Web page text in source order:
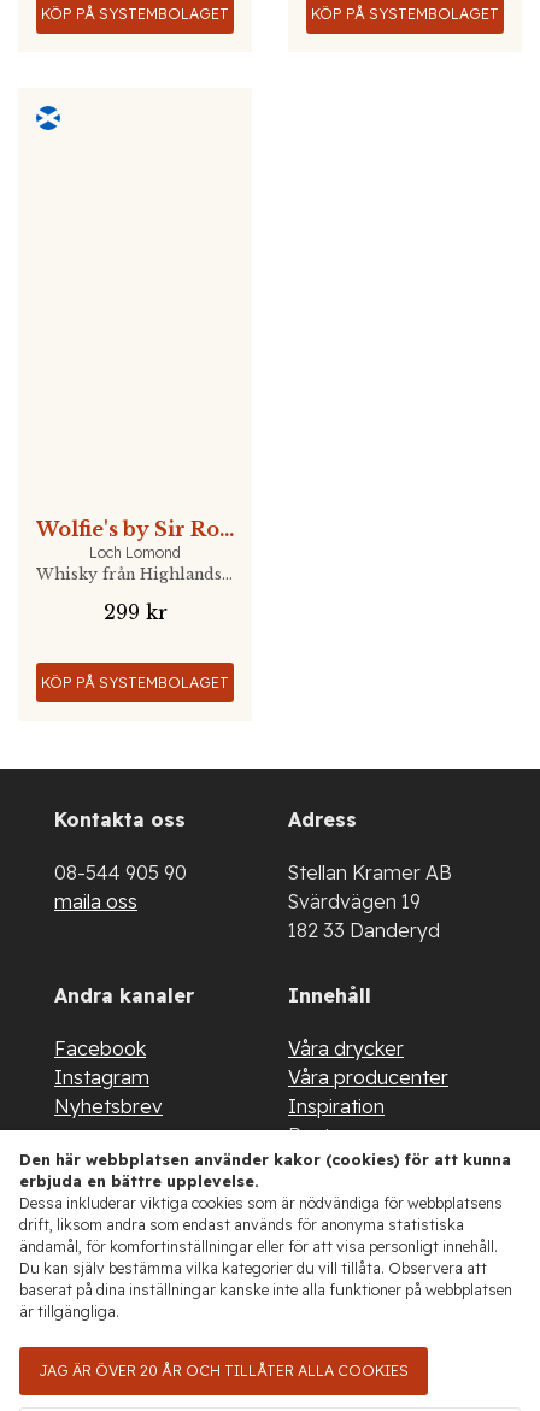
KÖP PÅ SYSTEMBOLAGET KÖP PÅ SYSTEMBOLAGET
Wolfie's by Sir Rod Stewart
Loch Lomond
Whisky från Highlands, Skottland
299 kr
KÖP PÅ SYSTEMBOLAGET
Kontakta oss
08-544 905 90
maila oss
Adress
Stellan Kramer AB
Svärdvägen 19
182 33 Danderyd
Andra kanaler
Facebook
Instagram
Nyhetsbrev
Innehåll
Våra drycker
Våra producenter
Inspiration
Restaurang
About us
Kontakt
Den här webbplatsen använder kakor (cookies) för att kunna
erbjuda en bättre upplevelse.
Dessa inkluderar viktiga cookies som är nödvändiga för webbplatsens
drift, liksom andra som endast används för anonyma statistiska
ändamål, för komfortinställningar eller för att visa personligt innehåll.
Du kan själv bestämma vilka kategorier du vill tillåta. Observera att
baserat på dina inställningar kanske inte alla funktioner på webbplatsen
är tillgängliga.
JAG ÄR ÖVER 20 ÅR OCH TILLÅTER ALLA COOKIES